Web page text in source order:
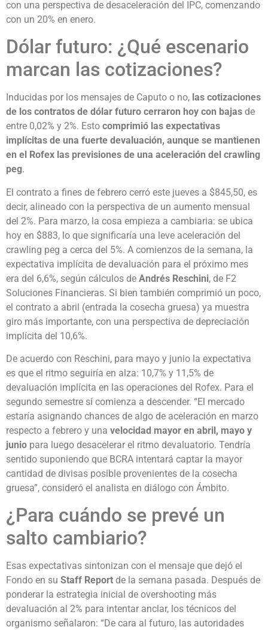
con una perspectiva de desaceleración del IPC, comenzando
con un 20% en enero.
Dólar futuro: ¿Qué escenario
marcan las cotizaciones?
Inducidas por los mensajes de Caputo o no, las cotizaciones
de los contratos de dólar futuro cerraron hoy con bajas de
entre 0,02% y 2%. Esto comprimió las expectativas
implícitas de una fuerte devaluación, aunque se mantienen
en el Rofex las previsiones de una aceleración del crawling
peg.
El contrato a fines de febrero cerró este jueves a $845,50, es
decir, alineado con la perspectiva de un aumento mensual
del 2%. Para marzo, la cosa empieza a cambiaria: se ubica
hoy en $883, lo que significaría una leve aceleración del
crawling peg a cerca del 5%. A comienzos de la semana, la
expectativa implícita de devaluación para el próximo mes
era del 6,6%, según cálculos de Andrés Reschini, de F2
Soluciones Financieras. Si bien también comprimió un poco,
el contrato a abril (entrada la cosecha gruesa) ya muestra
giro más importante, con una perspectiva de depreciación
implícita del 10,6%.
De acuerdo con Reschini, para mayo y junio la expectativa
es que el ritmo seguiría en alza: 10,7% y 11,5% de
devaluación implícita en las operaciones del Rofex. Para el
segundo semestre sí comienza a descender. “El mercado
estaría asignando chances de algo de aceleración en marzo
respecto a febrero y una velocidad mayor en abril, mayo y
junio para luego desacelerar el ritmo devaluatorio. Tendría
sentido suponiendo que BCRA intentará captar la mayor
cantidad de divisas posible provenientes de la cosecha
gruesa”, consideró el analista en diálogo con Ámbito.
¿Para cuándo se prevé un
salto cambiario?
Esas expectativas sintonizan con el mensaje que dejó el
Fondo en su Staff Report de la semana pasada. Después de
ponderar la estrategia inicial de overshooting más
devaluación al 2% para intentar anclar, los técnicos del
organismo señalaron: “De cara al futuro, las autoridades